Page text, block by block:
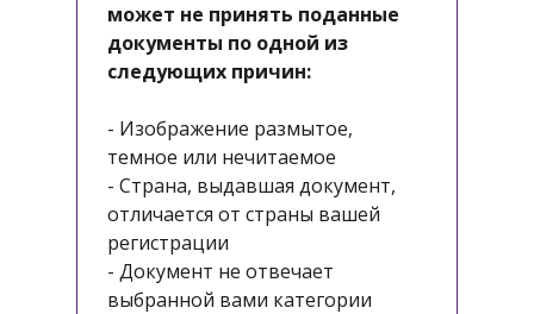
может не принять поданные
документы по одной из
следующих причин:
- Изображение размытое,
темное или нечитаемое
- Страна, выдавшая документ,
отличается от страны вашей
регистрации
- Документ не отвечает
выбранной вами категории